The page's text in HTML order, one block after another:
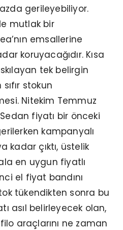
gerileyebiliyor.
mutlak bir
emsallerine
koruyacağıdır. Kısa
tek belirgin
stokun
Nitekim Temmuz
fiyatı bir önceki
kampanyalı
kadar çıktı, üstelik
en uygun fiyatlı
el fiyat bandını
tükendikten sonra bu
asıl belirleyecek olan,
araçlarını ne zaman